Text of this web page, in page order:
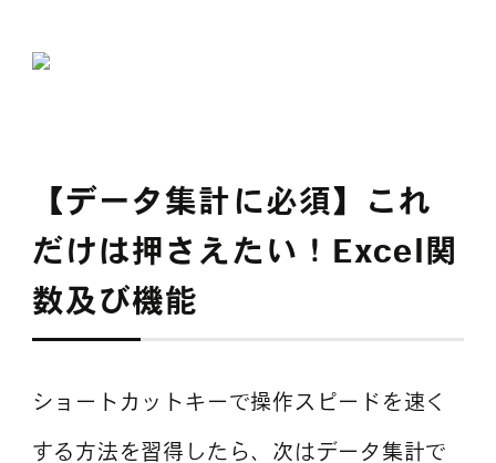
【データ集計に必須】これ
だけは押さえたい！Excel関
数及び機能
ショートカットキーで操作スピードを速く
する方法を習得したら、次はデータ集計で